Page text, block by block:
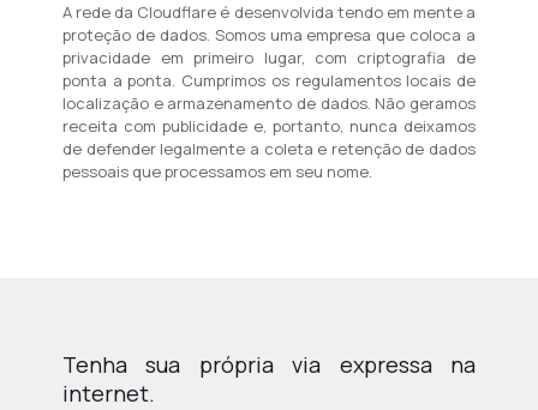
A rede da Cloudflare é desenvolvida tendo em mente a
proteção de dados. Somos uma empresa que coloca a
privacidade em primeiro lugar, com criptografia de
ponta a ponta. Cumprimos os regulamentos locais de
localização e armazenamento de dados. Não geramos
receita com publicidade e, portanto, nunca deixamos
de defender legalmente a coleta e retenção de dados
pessoais que processamos em seu nome.
Tenha sua própria via expressa na
internet.